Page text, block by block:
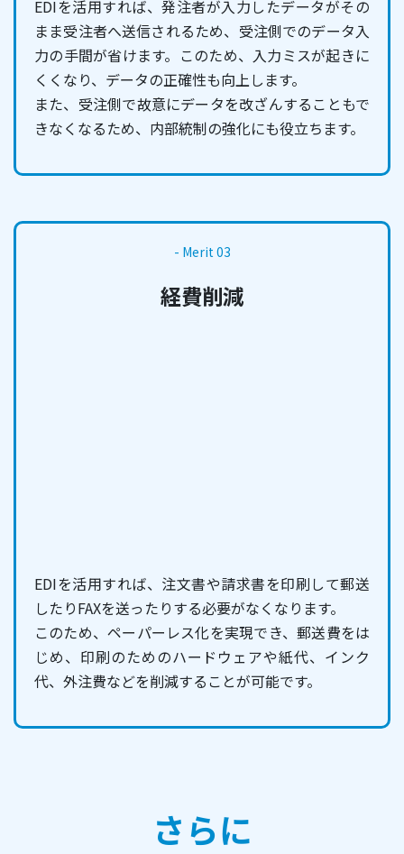
EDIを活用すれば、発注者が入力したデータがその
まま受注者へ送信されるため、受注側でのデータ入
力の手間が省けます。このため、入力ミスが起きに
くくなり、データの正確性も向上します。
また、受注側で故意にデータを改ざんすることもで
きなくなるため、内部統制の強化にも役立ちます。
- Merit 03
経費削減
EDIを活用すれば、注文書や請求書を印刷して郵送
したりFAXを送ったりする必要がなくなります。
このため、ペーパーレス化を実現でき、郵送費をは
じめ、印刷のためのハードウェアや紙代、インク
代、外注費などを削減することが可能です。
さらに